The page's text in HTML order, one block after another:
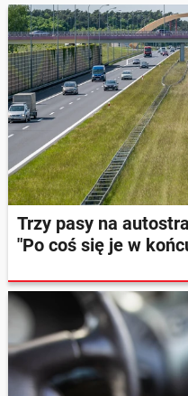
Trzy pasy na
"Po coś się je w